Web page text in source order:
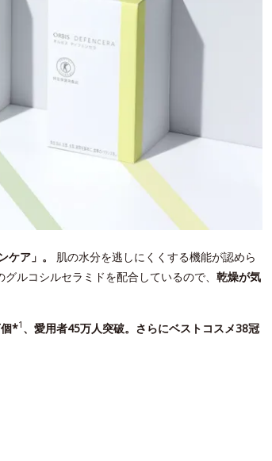
ケア」。
肌の水分を逃しにくくする機能が認めら
ルコシルセラミドを配合しているので、 乾燥が気
*1 、愛用者45万人突破。さらにベストコスメ38冠